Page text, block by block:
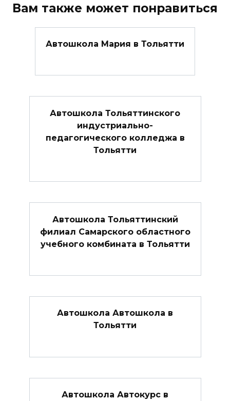
Вам также может понравиться
Автошкола Мария в Тольятти
Автошкола Тольяттинского
индустриально-
педагогического колледжа в
Тольятти
Автошкола Тольяттинский
филиал Самарского областного
учебного комбината в Тольятти
Автошкола Автошкола в
Тольятти
Автошкола Автокурс в